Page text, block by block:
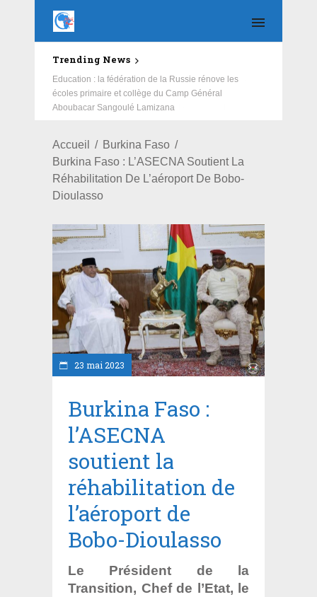
Trending News
Education : la fédération de la Russie rénove les
écoles primaire et collège du Camp Général
Aboubacar Sangoulé Lamizana
Accueil
Burkina Faso
Burkina Faso : L’ASECNA Soutient La
Réhabilitation De L’aéroport De Bobo-
Dioulasso
23 mai 2023
Burkina Faso :
l’ASECNA
soutient la
réhabilitation de
l’aéroport de
Bobo-Dioulasso
Le Président de la
Transition, Chef de l’Etat, le